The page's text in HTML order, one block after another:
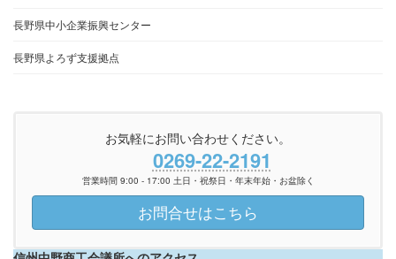
長野県中小企業振興センター
長野県よろず支援拠点
お気軽にお問い合わせください。
0269-22-2191
営業時間 9:00 - 17:00 土日・祝祭日・年末年始・お盆除く
お問合せはこちら